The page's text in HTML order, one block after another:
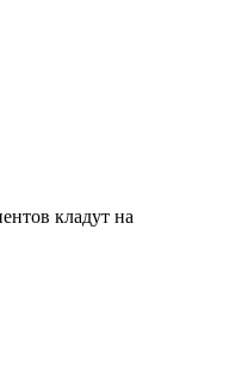
кладут на